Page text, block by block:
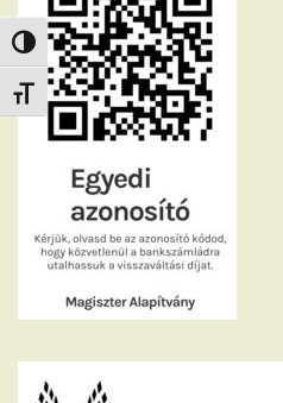
Nagy kontraszt váltása
Betűméret váltása